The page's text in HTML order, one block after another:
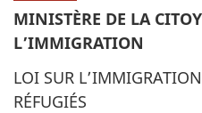
MINISTÈRE DE LA
L’IMMIGRATION
LOI SUR
RÉFUGIÉS